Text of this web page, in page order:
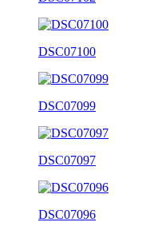
DSC07100
DSC07099
DSC07097
DSC07096